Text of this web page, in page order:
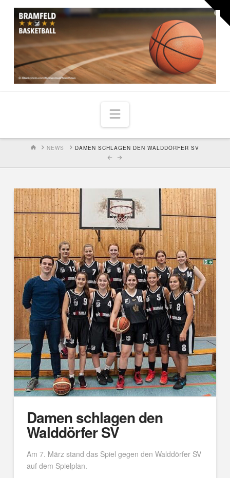
Navigation
HOMENEWS DAMEN SCHLAGEN DEN WALDDÖRFER SV
Damen schlagen den
Walddörfer SV
Am 7. März stand das Spiel gegen den Walddörfer SV
auf dem Spielplan.
the